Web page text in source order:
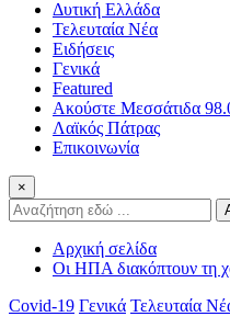
Δυτική Ελλάδα
Τελευταία Νέα
Ειδήσεις
Γενικά
Featured
Ακούστε Μεσσάτιδα
Λαϊκός Πάτρας
Επικοινωνία
×
Αρχική σελίδα
Oι ΗΠΑ διακόπτουν τη
Covid-19 Γενικά Τελευταία